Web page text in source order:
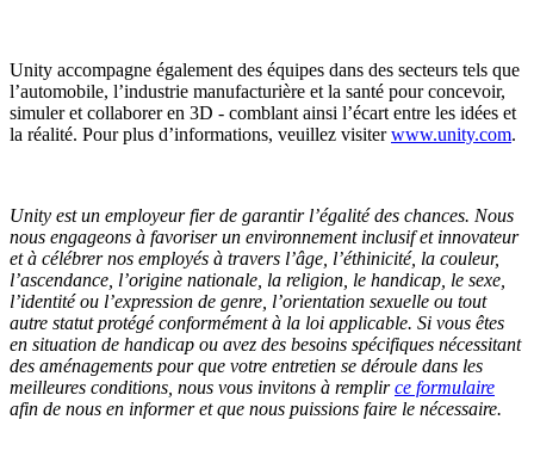
Unity accompagne également des équipes dans des secteurs tels que
l’automobile, l’industrie manufacturière et la santé pour concevoir,
simuler et collaborer en 3D - comblant ainsi l’écart entre les idées et
la réalité. Pour plus d’informations, veuillez visiterwww.unity.com.
Unity est un employeur fier de garantir l’égalité des chances. Nous
nous engageons à favoriser un environnement inclusif et innovateur
et à célébrer nos employés à travers l’âge, l’éthinicité, la couleur,
l’ascendance, l’origine nationale, la religion, le handicap, le sexe,
l’identité ou l’expression de genre, l’orientation sexuelle ou tout
autre statut protégé conformément à la loi applicable. Si vous êtes
en situation de handicap ou avez des besoins spécifiques nécessitant
des aménagements pour que votre entretien se déroule dans les
meilleures conditions, nous vous invitons à remplirce formulaire
afin de nous en informer et que nous puissions faire le nécessaire.